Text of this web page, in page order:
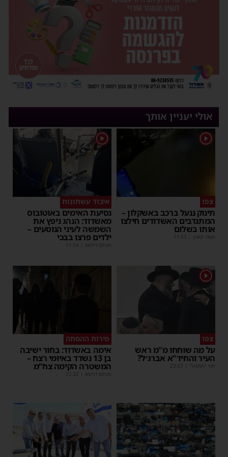
אולי יעניין אותך
1
צפו
תינוק ננעל ברכב באשקלון –
המתנדבים האשדודים חילצו
אותו בשלום
משה קאהן 11:53
1
איבוד עשתונות
נסיעת האימים באוטובוס
מאשדוד: הנהג ניפץ את
השמשה לעיני הנוסעים –
ילדים פרצו בבכי
מנחם דויטש 11:34
1
צפו
על מה שוחחו מ"מ ראש
העיר והחיד"א אברג׳ל?
יוסי יחזקאלי 23:37
פירות ההסתה
אימה באשדוד: בחור ישיבה
בן 13 נשדד באיומי רצח –
המשטרה הקימה צח”מ
מנחם דויטש 22:32